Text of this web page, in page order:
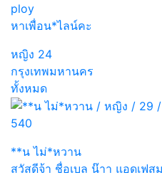
ploy
หาเพื่อน*ไลน์คะ
หญิง 24
กรุงเทพมหานคร
ทั้งหมด
540
**น ไม่*หวาน
สวัสดีจ้า ชื่อเบล น๊าา แอดเฟ